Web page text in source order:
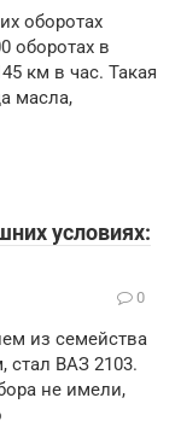
оборотах
оборотах в
км в час. Такая
масла,
условиях:
0
из семейства
стал ВАЗ 2103.
не имели,